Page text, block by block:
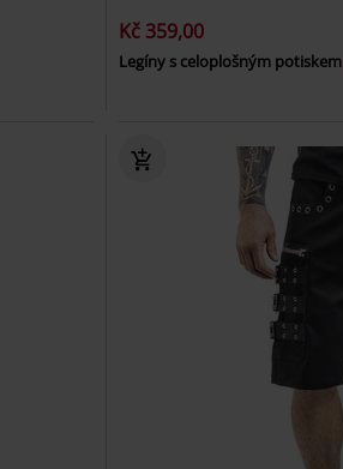
Kč 359,00
Legíny s celoplošným potiskem